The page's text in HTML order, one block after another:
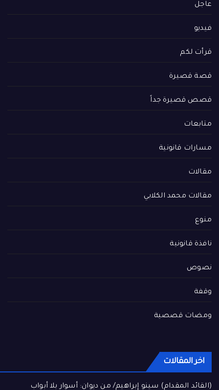
عاجل
فيديو
قرأت لكم
قصة قصيرة
قصص قصيرة جداً
متابعات
مسارات قانونية
مقالات
مقالات محمد الكلابي
منوع
نافذة قانونية
نصوص
وقفة
ومضات قصصية
اخر المقالات
(القائد المقدام) سينو إبراهيم/ من ديوان: أسوار بلا أبواب